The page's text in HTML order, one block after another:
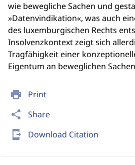
print Print
share Share
send_to_mobile Download Citation
wie bewegliche Sachen und
»Datenvindikation«, was auch
des luxemburgischen Rechts
Insolvenzkontext zeigt sich
Tragfähigkeit einer
Eigentum an beweglichen